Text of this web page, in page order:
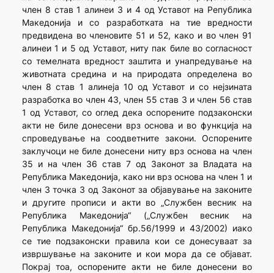
член 8 став 1 алинеи 3 и 4 од Уставот на Република
Македонија и со разработката на тие вредности
предвидена во членовите 51 и 52, како и во член 91
алинеи 1 и 5 од Уставот, ниту пак биле во согласност
со темелната вредност заштита и унапредување на
животната средина и на природата определена во
член 8 став 1 алинеја 10 од Уставот и со нејзината
разработка во член 43, член 55 став 3 и член 56 став
1 од Уставот, со оглед дека оспорените подзаконски
акти не биле донесени врз основа и во функција на
спроведување на соодветните закони. Оспорените
заклучоци не биле донесени ниту врз основа на член
35 и на член 36 став 7 од Законот за Владата на
Република Македонија, како ни врз основа на член 1 и
член 3 точка 3 од Законот за објавување на законите
и другите прописи и акти во „Службен весник на
Република Македонија“ („Службен весник на
Република Македонија“ бр.56/1999 и 43/2002) иако
се тие подзаконски правила кои се донесуваат за
извршување на законите и кои мора да се објават.
Покрај тоа, оспорените акти не биле донесени во